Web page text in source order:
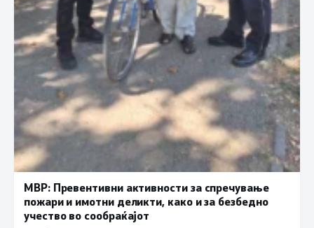
МВР: Превентивни активности за спречување
пожари и имотни деликти, како и за безбедно
учество во сообраќајот